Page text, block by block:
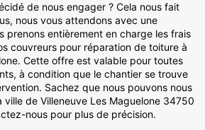
de nous engager ? Cela nous fait
nous vous attendons avec une
prenons entièrement en charge les frais
couvreurs pour réparation de toiture à
Cette offre est valable pour toutes
à condition que le chantier se trouve
Sachez que nous pouvons nous
de Villeneuve Les Maguelone 34750
nous pour plus de précision.